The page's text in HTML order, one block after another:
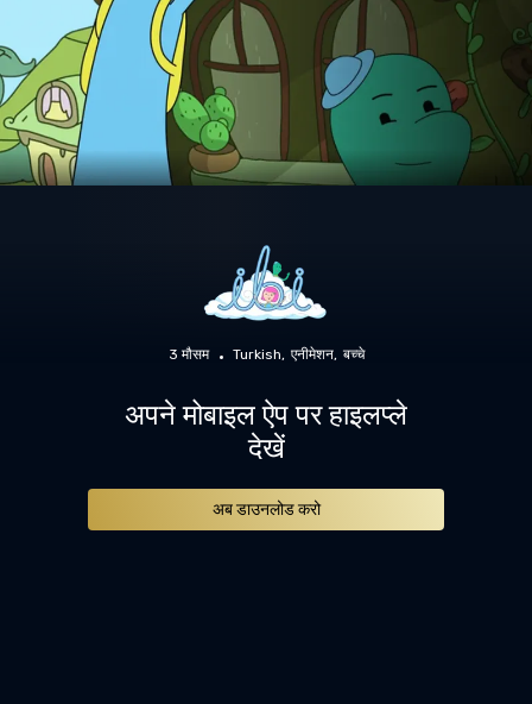
3 मौसम Turkish एनीमेशन बच्चे
अपने मोबाइल ऐप पर हाइलप्ले
देखें
अब डाउनलोड करो